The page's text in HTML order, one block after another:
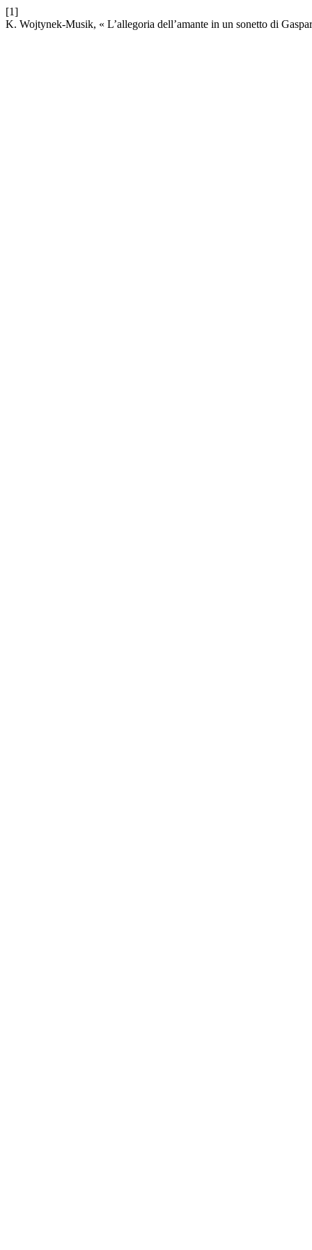
[1]
K. Wojtynek-Musik, « L’allegoria dell’amante in un sonetto di